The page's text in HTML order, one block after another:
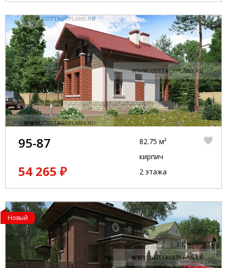
95-87
54 265 ₽
82.75 м²
кирпич
2 этажа
Новый